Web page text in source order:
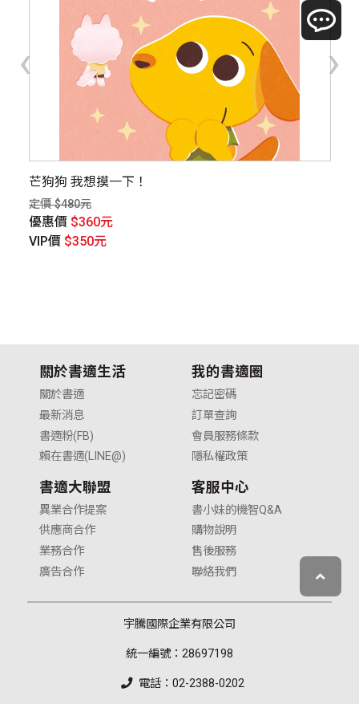
芒狗狗 我想摸一下！
定價 $480元
優惠價 $360元
VIP價 $350元
‹ ›
關於書適生活
關於書適
最新消息
書適粉(FB)
賴在書適(LINE@)
我的書適圈
忘記密碼
訂單查詢
會員服務條款
隱私權政策
書適大聯盟
異業合作提案
供應商合作
業務合作
廣告合作
客服中心
書小妹的機智Q&A
購物說明
售後服務
聯絡我們
宇騰國際企業有限公司
統一編號：28697198
電話：02-2388-0202